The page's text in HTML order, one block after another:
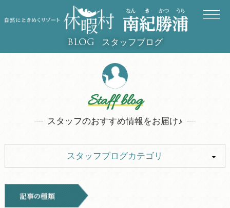
BLOG スタッフブログ
Staff blog
スタッフのおすすめ情報をお届け♪
スタッフブログカテゴリ
お知らせ